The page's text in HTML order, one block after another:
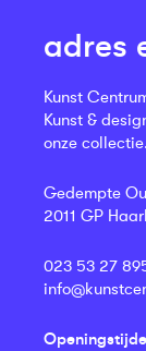
adres
Kunst
Kunst &
onze collectie.
Gedempte
2011 GP
023 53 27